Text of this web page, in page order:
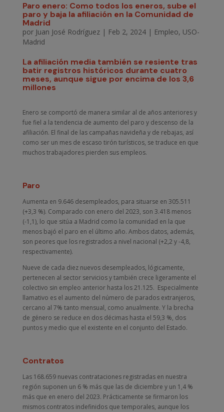
Paro enero: Como todos los eneros, sube el
paro y baja la afiliación en la Comunidad de
Madrid
por Juan José Rodríguez| Feb 2, 2024| Empleo, USO-
Madrid
La afiliación media también se resiente tras
batir registros históricos durante cuatro
meses, aunque sigue por encima de los 3,6
millones
Enero se comportó de manera similar al de años anteriores y
fue fiel a la tendencia de aumento del paro y descenso de la
afiliación. El final de las campañas navideña y de rebajas, así
como ser un mes de escaso tirón turísticos, se traduce en que
muchos trabajadores pierden sus empleos.
Paro
Aumenta en 9.646 desempleados, para situarse en 305.511
(+3,3 %). Comparado con enero del 2023, son 3.418 menos
(-1,1), lo que sitúa a Madrid como la comunidad en la que
menos bajó el paro en el último año. Ambos datos, además,
son peores que los registrados a nivel nacional (+2,2 y -4,8,
respectivamente).
Nueve de cada diez nuevos desempleados, lógicamente,
pertenecen al sector servicios y también crece ligeramente el
colectivo sin empleo anterior hasta los 21.125. Especialmente
llamativo es el aumento del número de parados extranjeros,
cercano al 7% tanto mensual, como anualmente. Y la brecha
de género se reduce en dos décimas hasta el 59,3 %, dos
puntos y medio que el existente en el conjunto del Estado.
Contratos
Las 168.659 nuevas contrataciones registradas en nuestra
región suponen un 6 % más que las de diciembre y un 1,4 %
más que en enero del 2023. Prácticamente se firmaron los
mismos contratos indefinidos que temporales, aunque los